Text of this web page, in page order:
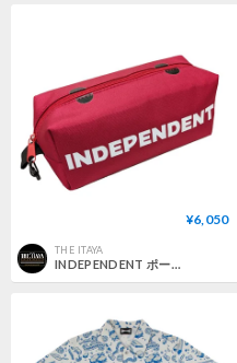
¥6,050
THE ITAYA
INDEPENDENT ポーチ インディペンデント CURB STORANGE CASE (RED)